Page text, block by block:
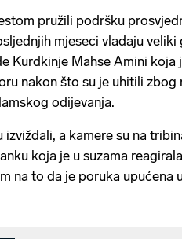
pružili podršku
mjeseci vladaju veliki
Kurdkinje Mahse Amini koja
nakon što su je uhitili zbog
odijevanja.
izviždali, a kamere su na
koja je u suzama
na to da je poruka upućena